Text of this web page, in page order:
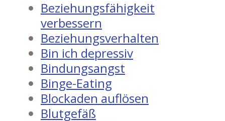
Beziehungsfähigkeit
verbessern
Beziehungsverhalten
Bin ich depressiv
Bindungsangst
Binge-Eating
Blockaden auflösen
Blutgefäß